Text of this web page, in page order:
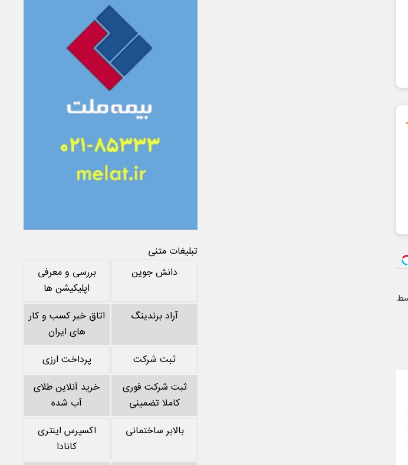
تبلیغات متنی
دانش جوین
بررسی و معرفی
اپلیکیشن ها
آراد برندینگ
اتاق خبر کسب و کار
های ایران
ثبت شرکت
پرداخت ارزی
ثبت شرکت فوری
کاملا تضمینی
خرید آنلاین طلای
آب شده
بالابر ساختمانی
اکسپرس اینتری
کانادا